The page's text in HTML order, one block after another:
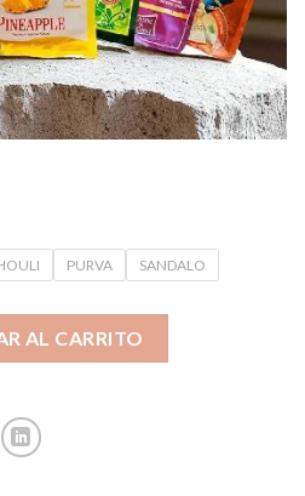
PURVA SANDALO
AL CARRITO